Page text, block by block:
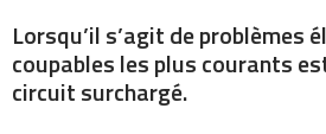
Lorsqu’il s’agit de problèmes
coupables les plus courants
circuit surchargé.